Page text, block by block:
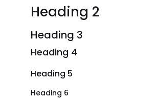
Heading 2
Heading 3
Heading 4
Heading 5
Heading 6